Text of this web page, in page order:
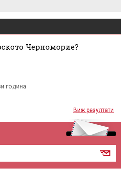
Черноморие?
година
Виж резултати